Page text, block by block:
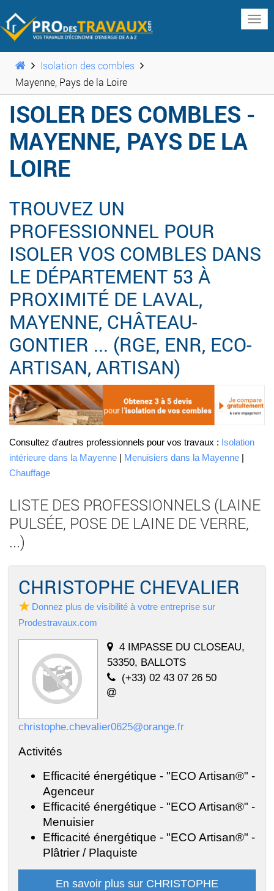
Isolation des combles
Mayenne, Pays de la Loire
ISOLER DES COMBLES -
MAYENNE, PAYS DE LA
LOIRE
TROUVEZ UN
PROFESSIONNEL POUR
ISOLER VOS COMBLES DANS
LE DÉPARTEMENT 53 À
PROXIMITÉ DE LAVAL,
MAYENNE, CHÂTEAU-
GONTIER ... (RGE, ENR, ECO-
ARTISAN, ARTISAN)
Consultez d'autres professionnels pour vos travaux : Isolation
intérieure dans la Mayenne | Menuisiers dans la Mayenne |
Chauffage
LISTE DES PROFESSIONNELS (LAINE
PULSÉE, POSE DE LAINE DE VERRE,
...)
CHRISTOPHE CHEVALIER
Donnez plus de visibilité à votre entreprise sur
Prodestravaux.com
4 IMPASSE DU CLOSEAU,
53350, BALLOTS
(+33) 02 43 07 26 50
christophe.chevalier0625@orange.fr
Activités
Efficacité énergétique - "ECO Artisan®" -
Agenceur
Efficacité énergétique - "ECO Artisan®" -
Menuisier
Efficacité énergétique - "ECO Artisan®" -
Plâtrier / Plaquiste
En savoir plus sur CHRISTOPHE